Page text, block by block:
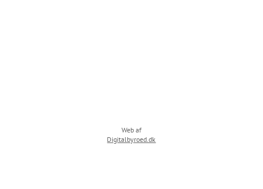
Web af
Digitalbyroed.dk